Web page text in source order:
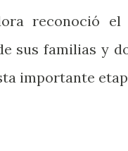
reconoció
sus familias y
importante